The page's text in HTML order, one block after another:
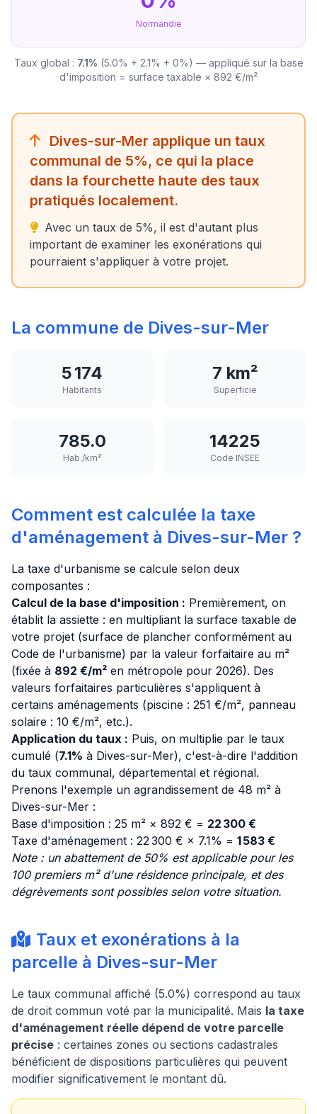
Normandie
Taux global : 7.1% (5.0% + 2.1% + 0%) — appliqué sur la base
d'imposition = surface taxable × 892 €/m²
Dives-sur-Mer applique un taux
communal de 5%, ce qui la place
dans la fourchette haute des taux
pratiqués localement.
Avec un taux de 5%, il est d'autant plus
important de examiner les exonérations qui
pourraient s'appliquer à votre projet.
La commune de Dives-sur-Mer
5 174
Habitants
7 km²
Superficie
785.0
Hab./km²
14225
Code INSEE
Comment est calculée la taxe
d'aménagement à Dives-sur-Mer ?
La taxe d'urbanisme se calcule selon deux
composantes :
Calcul de la base d'imposition : Premièrement, on
établit la assiette : en multipliant la surface taxable de
votre projet (surface de plancher conformément au
Code de l'urbanisme) par la valeur forfaitaire au m²
(fixée à 892 €/m² en métropole pour 2026). Des
valeurs forfaitaires particulières s'appliquent à
certains aménagements (piscine : 251 €/m², panneau
solaire : 10 €/m², etc.).
Application du taux : Puis, on multiplie par le taux
cumulé (7.1% à Dives-sur-Mer), c'est-à-dire l'addition
du taux communal, départemental et régional.
Prenons l'exemple un agrandissement de 48 m² à
Dives-sur-Mer :
Base d'imposition : 25 m² × 892 € = 22 300 €
Taxe d'aménagement : 22 300 € × 7.1% = 1 583 €
Note : un abattement de 50% est applicable pour les
100 premiers m² d'une résidence principale, et des
dégrèvements sont possibles selon votre situation.
Taux et exonérations à la
parcelle à Dives-sur-Mer
Le taux communal affiché (5.0%) correspond au taux
de droit commun voté par la municipalité. Mais la taxe
d'aménagement réelle dépend de votre parcelle
précise : certaines zones ou sections cadastrales
bénéficient de dispositions particulières qui peuvent
modifier significativement le montant dû.